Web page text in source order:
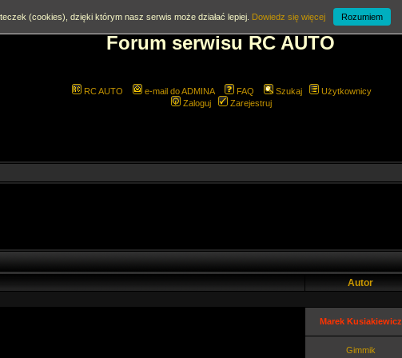
Forum serwisu RC AUTO
RC AUTO e-mail do ADMINA FAQ Szukaj
Użytkownicy
Zaloguj
Zarejestruj
Autor
Marek Kusiakiewicz
Gimmik
(cookies), dzięki którym nasz serwis może działać lepiej. Dowiedz się więcej Rozumiem